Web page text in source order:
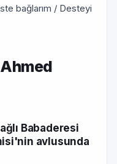
bağlarım / Desteyi
Babaderesi
avlu­sunda